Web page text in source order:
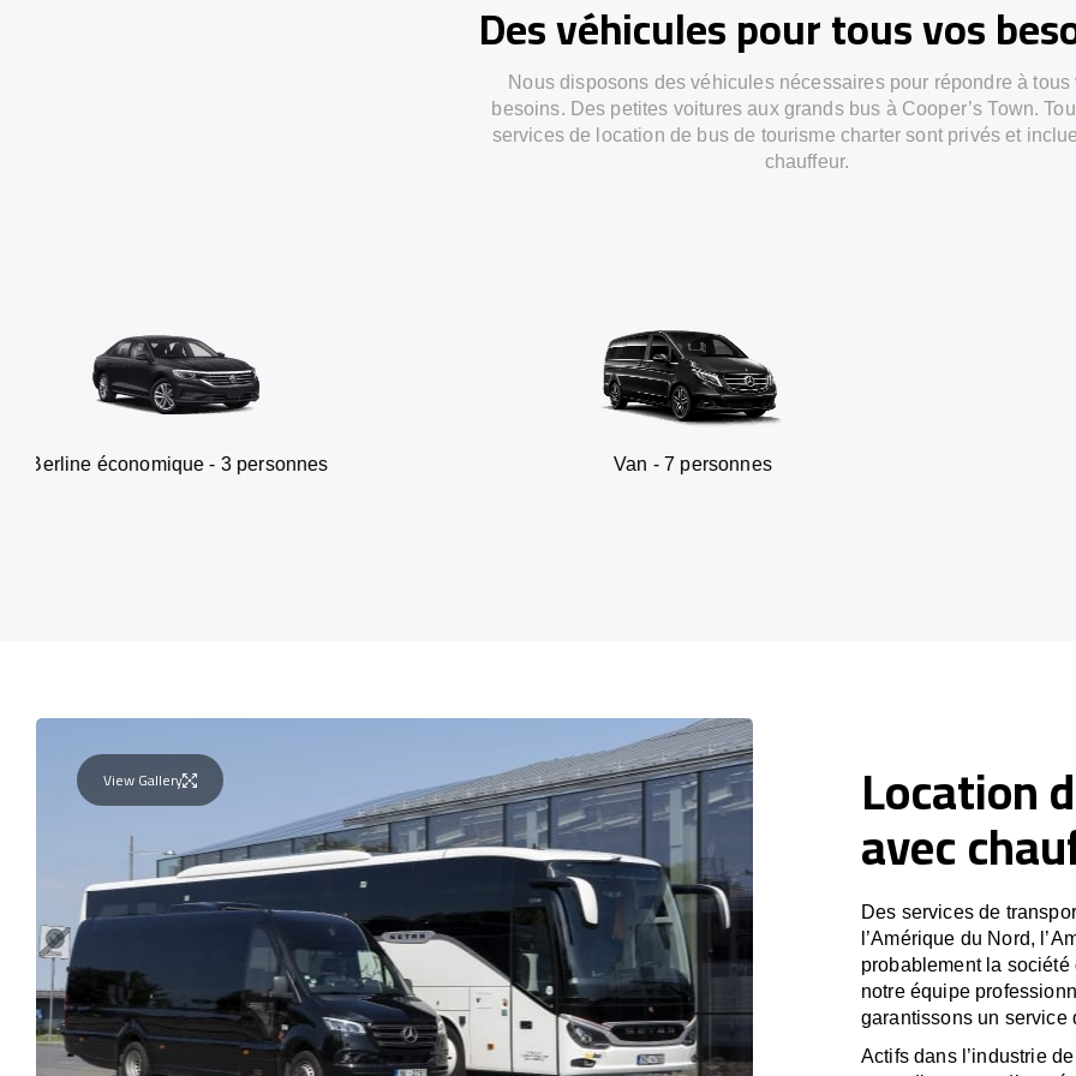
Des véhicules pour tous vos
Nous disposons des véhicules nécessaires pour répondre à tous
besoins. Des petites voitures aux grands bus à Cooper’s Town.
services de location de bus de tourisme charter sont privés et
chauffeur.
- 3 personnes Van - 7 personnes SUV - 3
View Gallery Location
avec
Des services de
l’Amérique du Nord,
probablement la société
notre équipe
garantissons un service
Actifs dans l’industrie